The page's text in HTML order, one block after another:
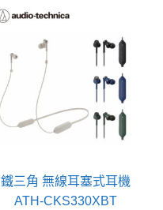
鐵三角 無線耳塞式耳機
ATH-CKS330XBT